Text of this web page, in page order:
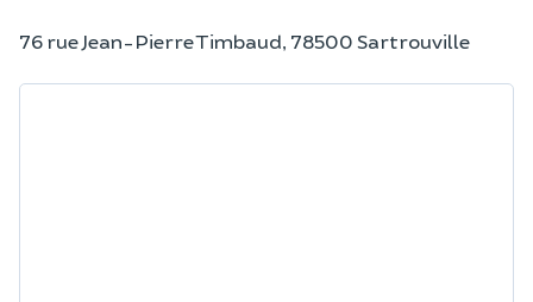
76 rue Jean-Pierre Timbaud, 78500 Sartrouville